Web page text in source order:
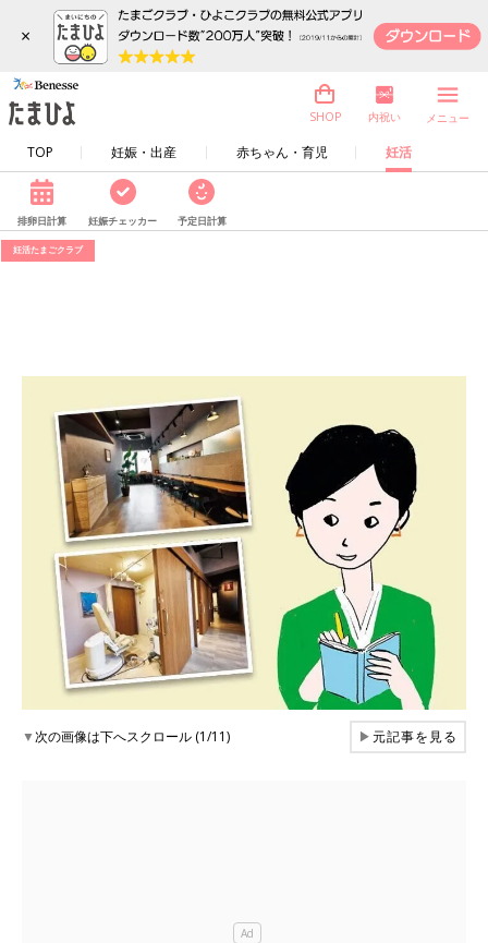
×
TOP 妊娠・出産 赤ちゃん・育児 妊活
SHOP 内祝い メニュー
排卵日計算 妊娠チェッカー 予定日計算
妊活たまごクラブ
▼次の画像は下へスクロール (1/11) ▶元記事を見る